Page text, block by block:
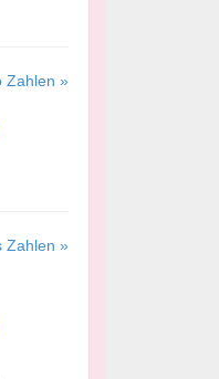
Zahlen »
Zahlen »